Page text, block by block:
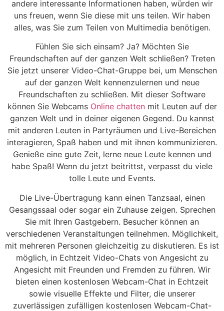
andere interessante Informationen haben, würden wir
uns freuen, wenn Sie diese mit uns teilen. Wir haben
alles, was Sie zum Teilen von Multimedia benötigen.
Fühlen Sie sich einsam? Ja? Möchten Sie
Freundschaften auf der ganzen Welt schließen? Treten
Sie jetzt unserer Video-Chat-Gruppe bei, um Menschen
auf der ganzen Welt kennenzulernen und neue
Freundschaften zu schließen. Mit dieser Software
können Sie Webcams Online chattenmit Leuten auf der
ganzen Welt und in deiner eigenen Gegend. Du kannst
mit anderen Leuten in Partyräumen und Live-Bereichen
interagieren, Spaß haben und mit ihnen kommunizieren.
Genieße eine gute Zeit, lerne neue Leute kennen und
habe Spaß! Wenn du jetzt beitrittst, verpasst du viele
tolle Leute und Events.
Die Live-Übertragung kann einen Tanzsaal, einen
Gesangssaal oder sogar ein Zuhause zeigen. Sprechen
Sie mit Ihren Gastgebern. Besucher können an
verschiedenen Veranstaltungen teilnehmen. Möglichkeit,
mit mehreren Personen gleichzeitig zu diskutieren. Es ist
möglich, in Echtzeit Video-Chats von Angesicht zu
Angesicht mit Freunden und Fremden zu führen. Wir
bieten einen kostenlosen Webcam-Chat in Echtzeit
sowie visuelle Effekte und Filter, die unserer
zuverlässigen zufälligen kostenlosen Webcam-Chat-